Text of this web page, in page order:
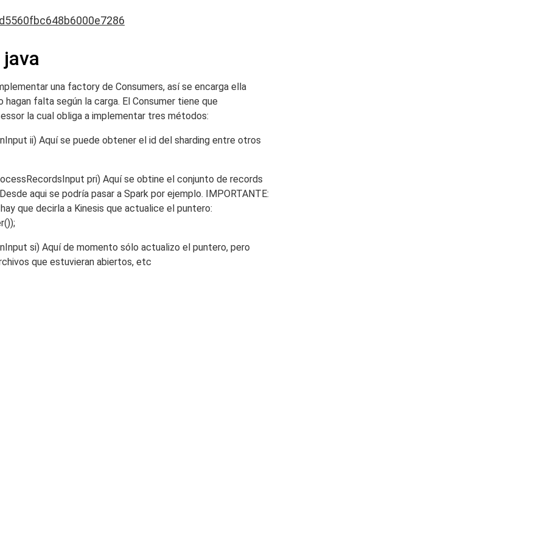
una factory de Consumers, así se encarga ella
falta según la carga. El Consumer tiene que
la cual obliga a implementar tres métodos:
ii) Aquí se puede obtener el id del sharding entre otros
pri) Aquí se obtine el conjunto de records
aqui se podría pasar a Spark por ejemplo. IMPORTANTE:
que decirla a Kinesis que actualice el puntero:
si) Aquí de momento sólo actualizo el puntero, pero
que estuvieran abiertos, etc